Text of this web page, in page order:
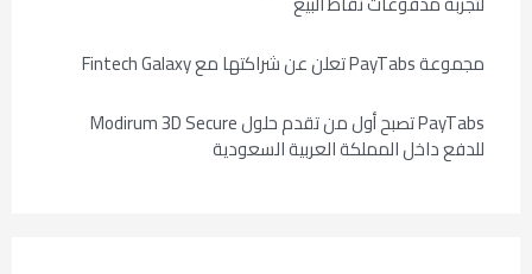
مجموعة PayTabs تعلن عن شراكتها مع Fintech Galaxy
PayTabs تصبح أول من تقدم حلول Modirum 3D Secure
للدفع داخل المملكة العربية السعودية